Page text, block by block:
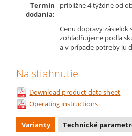
Termín
dodania:
približne 4 týždne od
Cenu dopravy zásielok
zohľadňujeme podľa
a v prípade potreby ju
Na stiahnutie
Download product data sheet
Operating instructions
Varianty Technické